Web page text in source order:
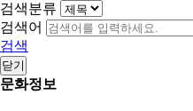
검색분류
검색어
검색
닫기
문화정보